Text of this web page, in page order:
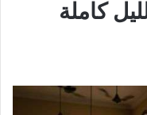
كاملة